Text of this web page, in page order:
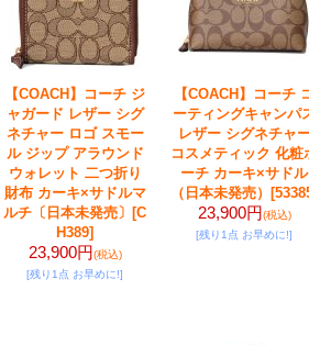
【COACH】コーチ ジ
ャガード レザー シグ
ネチャー ロゴ スモー
ル ジップ アラウンド
ウォレット 二つ折り
財布 カーキ×サドルマ
ルチ〔日本未発売〕 [C
H389]
23,900円(税込)
[残り1点 お早めに!]
【COACH】コーチ
ーティングキャンパ
レザー シグネチャ
コスメティック 化粧
ーチ カーキ×サドル
（日本未発売）
23,900円(税込)
[残り1点 お早めに!]